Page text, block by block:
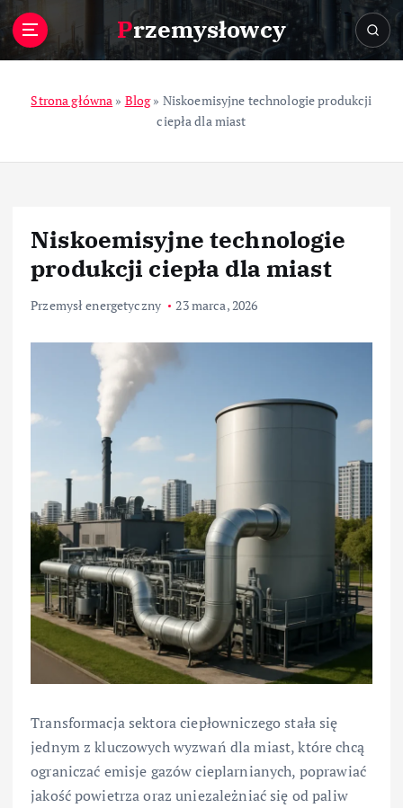
Przemysłowcy
Strona główna » Blog» Niskoemisyjne technologie produkcji
ciepła dla miast
Niskoemisyjne technologie
produkcji ciepła dla miast
Przemysł energetyczny 23 marca, 2026
Transformacja sektora ciepłowniczego stała się
jednym z kluczowych wyzwań dla miast, które chcą
ograniczać emisje gazów cieplarnianych, poprawiać
jakość powietrza oraz uniezależniać się od paliw